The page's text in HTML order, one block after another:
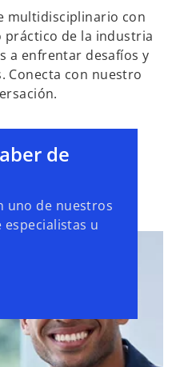
multidisciplinario con
de la industria
a enfrentar desafíos y
Conecta con nuestro
de
uno de nuestros
u